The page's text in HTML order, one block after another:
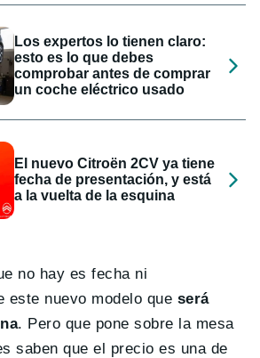
Los expertos lo tienen claro:
esto es lo que debes
comprobar antes de comprar
un coche eléctrico usado
El nuevo Citroën 2CV ya tiene
fecha de presentación, y está
a la vuelta de la esquina
no hay es fecha ni
nuevo modelo que será
. Pero que pone sobre la mesa
saben que el precio es una de